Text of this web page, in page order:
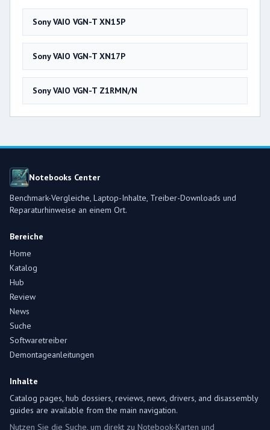
Sony VAIO VGN-T XN15P
Sony VAIO VGN-T XN17P
Sony VAIO VGN-T Z1RMN/N
Notebooks Center
Benchmark-Vergleiche, Laptop-Inhalte, Treiber-Downloads und
Reparaturhinweise an einem Ort.
Bereiche
Home
Katalog
Hub
Review
News
Suche
Softwaretreiber
Demontageanleitungen
Inhalte
Catalog pages, hub dossiers, reviews, news, drivers, and disassembly
guides are available from the main navigation.
Nutzen Sie die Suche, um direkt zu Notebook-Karten und